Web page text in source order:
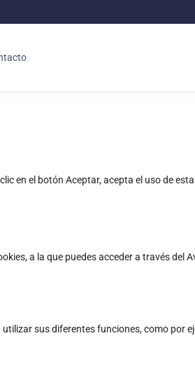
en el botón Aceptar, acepta el uso de
a la que puedes acceder a través del
sus diferentes funciones, como por